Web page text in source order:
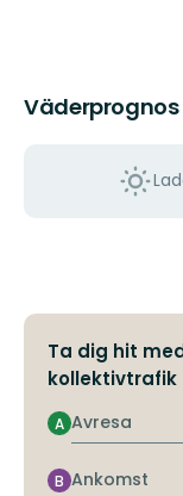
Väderprognos
Ta dig hit
kollektivtrafik
Avresa
A
Ankomst
B